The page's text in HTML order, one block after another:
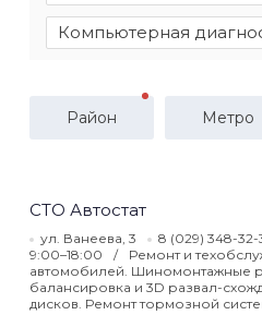
Компьютерная
Район Метро
СТО Автостат
ул. Ванеева, 3 8 (029) 348-32-
9:00–18:00
Ремонт и
автомобилей. Шиномонтажные
балансировка и 3D развал-
дисков. Ремонт тормозной